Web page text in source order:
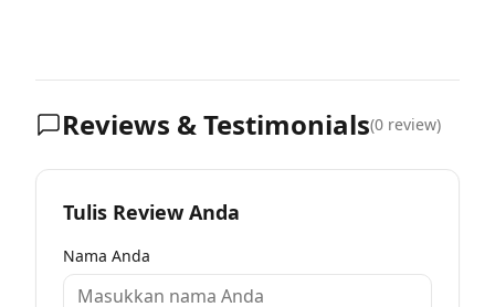
Reviews & Testimonials(0 review)
Tulis Review Anda
Nama Anda